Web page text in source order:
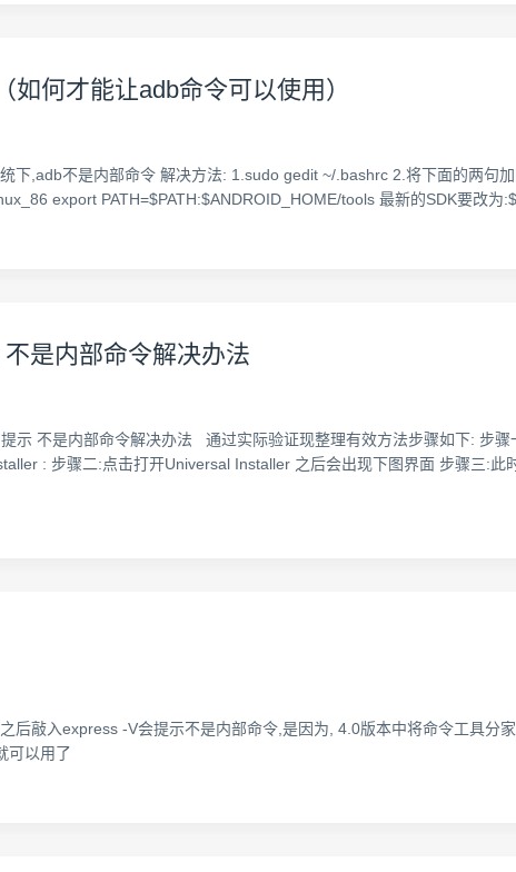
何才能让adb命令可以使用）
下,adb不是内部命令 解决方法: 1.sudo gedit ~/.bashrc 2.将下面的两句
export PATH=$PATH:$ANDROID_HOME/tools 最新的SDK要改为
是内部命令解决办法
示 不是内部命令解决办法 通过实际验证现整理有效方法步骤如下: 步骤
: 步骤二:点击打开Universal Installer 之后会出现下图界面 步骤三:此
敲入express -V会提示不是内部命令,是因为, 4.0版本中将命令工具分
可以用了